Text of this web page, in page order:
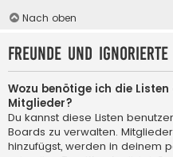
Nach oben
Freunde und
Wozu benötige ich die
Mitglieder?
Du kannst diese Listen
Boards zu verwalten.
hinzufügst, werden in deinem